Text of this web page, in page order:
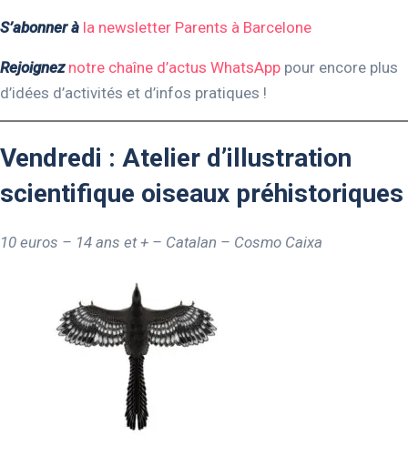
S’abonner à la newsletter Parents à Barcelone
Rejoignez notre chaîne d’actus WhatsApp pour encore plus
d’idées d’activités et d’infos pratiques !
Vendredi : Atelier d’illustration
scientifique oiseaux préhistoriques
10 euros – 14 ans et + – Catalan – Cosmo Caixa